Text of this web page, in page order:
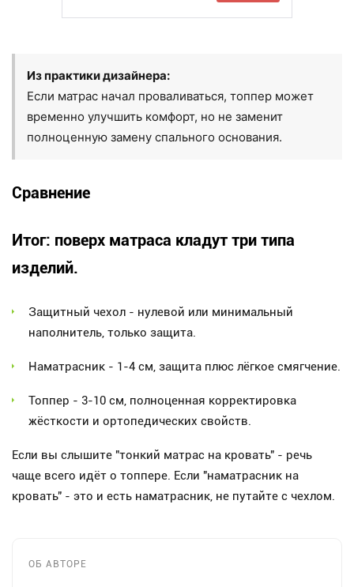
Из практики дизайнера:
Если матрас начал проваливаться, топпер может
временно улучшить комфорт, но не заменит
полноценную замену спального основания.
Сравнение
Итог: поверх матраса кладут три типа
изделий.
Защитный чехол - нулевой или минимальный
наполнитель, только защита.
Наматрасник - 1-4 см, защита плюс лёгкое смягчение.
Топпер - 3-10 см, полноценная корректировка
жёсткости и ортопедических свойств.
Если вы слышите "тонкий матрас на кровать" - речь
чаще всего идёт о топпере. Если "наматрасник на
кровать" - это и есть наматрасник, не путайте с чехлом.
ОБ АВТОРЕ